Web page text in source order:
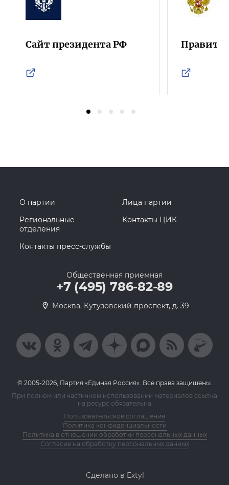
Сайт президента РФ
О партии
Лица партии
Региональные
отделения
Контакты ЦИК
Контакты пресс-службы
Общественная приемная
+7 (495) 786-82-89
Москва, Кутузовский проспект, д. 39
© 2005-2026, Партия «Единая Россия». Все права защищены.
При полном или частичном использовании материалов ссылка
на ресурс обязательна
Пользовательское соглашение
Политика конфиденциальности
Политика в отношении обработки персональных данных
Согласие на обработку персональных данных
Сделано в Extyl